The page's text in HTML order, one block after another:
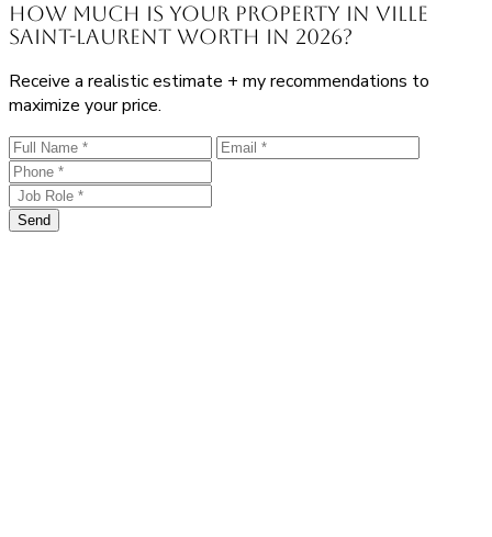
How much is your property in Ville
Saint-Laurent worth in 2026?
Receive a realistic estimate + my recommendations to
maximize your price.
Send